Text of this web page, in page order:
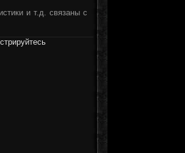
и т.д. связаны с